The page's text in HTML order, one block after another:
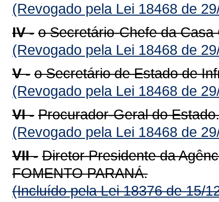
(Revogado pela Lei 18468 de
IV - o Secretário-Chefe da Casa
(Revogado pela Lei 18468 de
V - o Secretário de Estado de
(Revogado pela Lei 18468 de
VI - Procurador-Geral do Estado.
(Revogado pela Lei 18468 de
VII - Diretor Presidente da
FOMENTO PARANÁ.
(Incluído pela Lei 18376 de 15/